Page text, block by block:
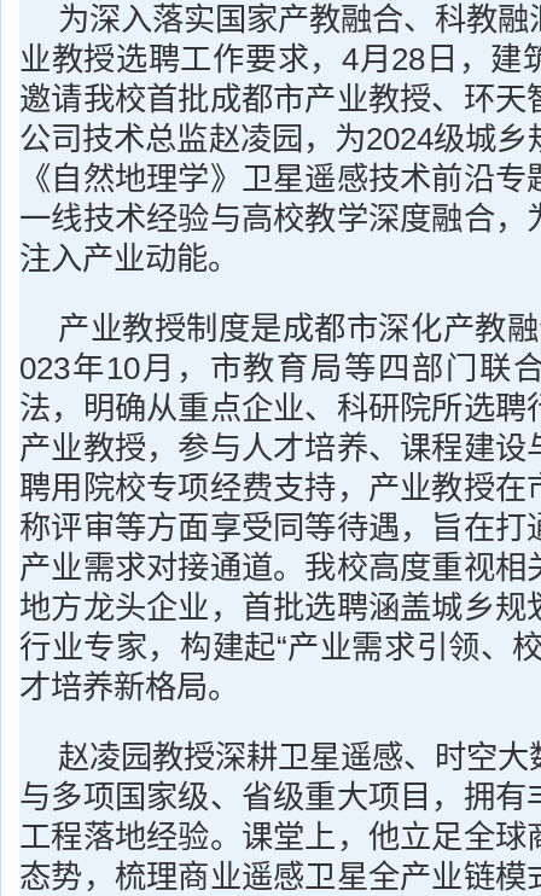
为深入落实国家产教融合、科教
业教授选聘工作要求，4月28日，建
邀请我校首批成都市产业教授、环天
公司技术总监赵凌园，为2024级城
《自然地理学》卫星遥感技术前沿
一线技术经验与高校教学深度融合，
注入产业动能。
产业教授制度是成都市深化产教
023年10月，市教育局等四部门联
法，明确从重点企业、科研院所选聘
产业教授，参与人才培养、课程建设
聘用院校专项经费支持，产业教授在
称评审等方面享受同等待遇，旨在打
产业需求对接通道。我校高度重视相
地方龙头企业，首批选聘涵盖城乡规
行业专家，构建起“产业需求引领、
才培养新格局。
赵凌园教授深耕卫星遥感、时空
与多项国家级、省级重大项目，拥有
工程落地经验。课堂上，他立足全球
态势，梳理商业遥感卫星全产业链模